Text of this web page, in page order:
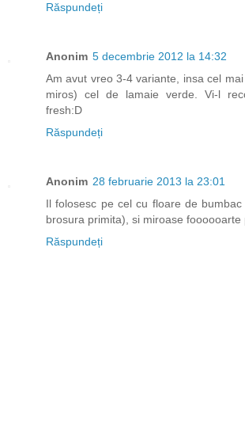
Răspundeți
Anonim 5 decembrie 2012 la 14:32
Am avut vreo 3-4 variante, insa cel
miros) cel de lamaie verde. Vi-l
fresh:D
Răspundeți
Anonim 28 februarie 2013 la 23:01
Il folosesc pe cel cu floare de
brosura primita), si miroase foooooarte
Răspundeți